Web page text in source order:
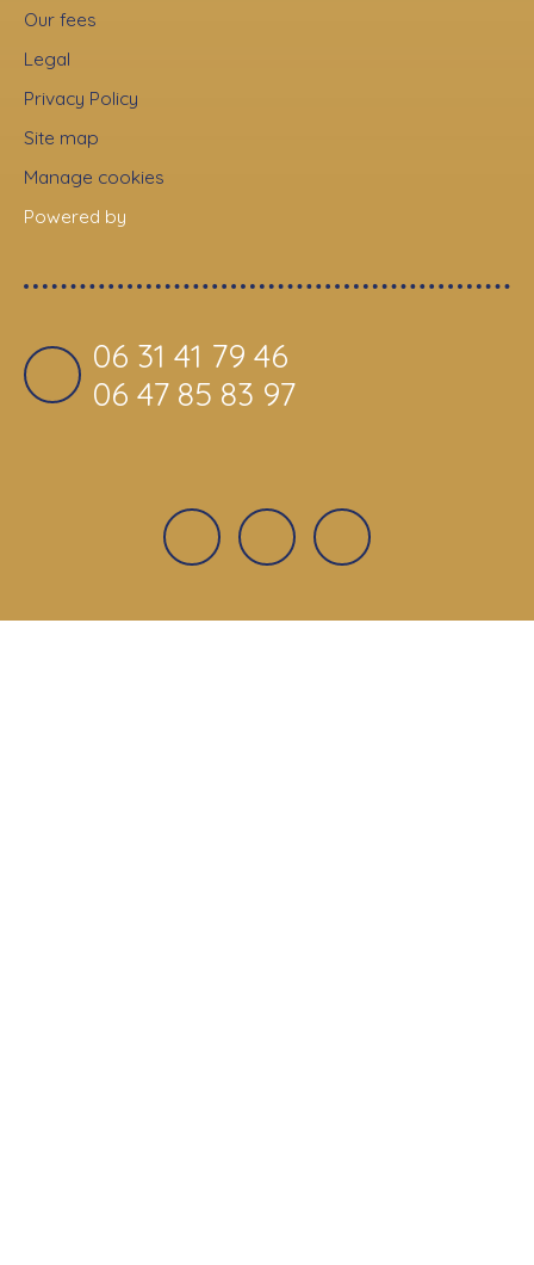
Our fees
Legal
Privacy Policy
Site map
Manage cookies
Powered by
06 31 41 79 46
06 47 85 83 97